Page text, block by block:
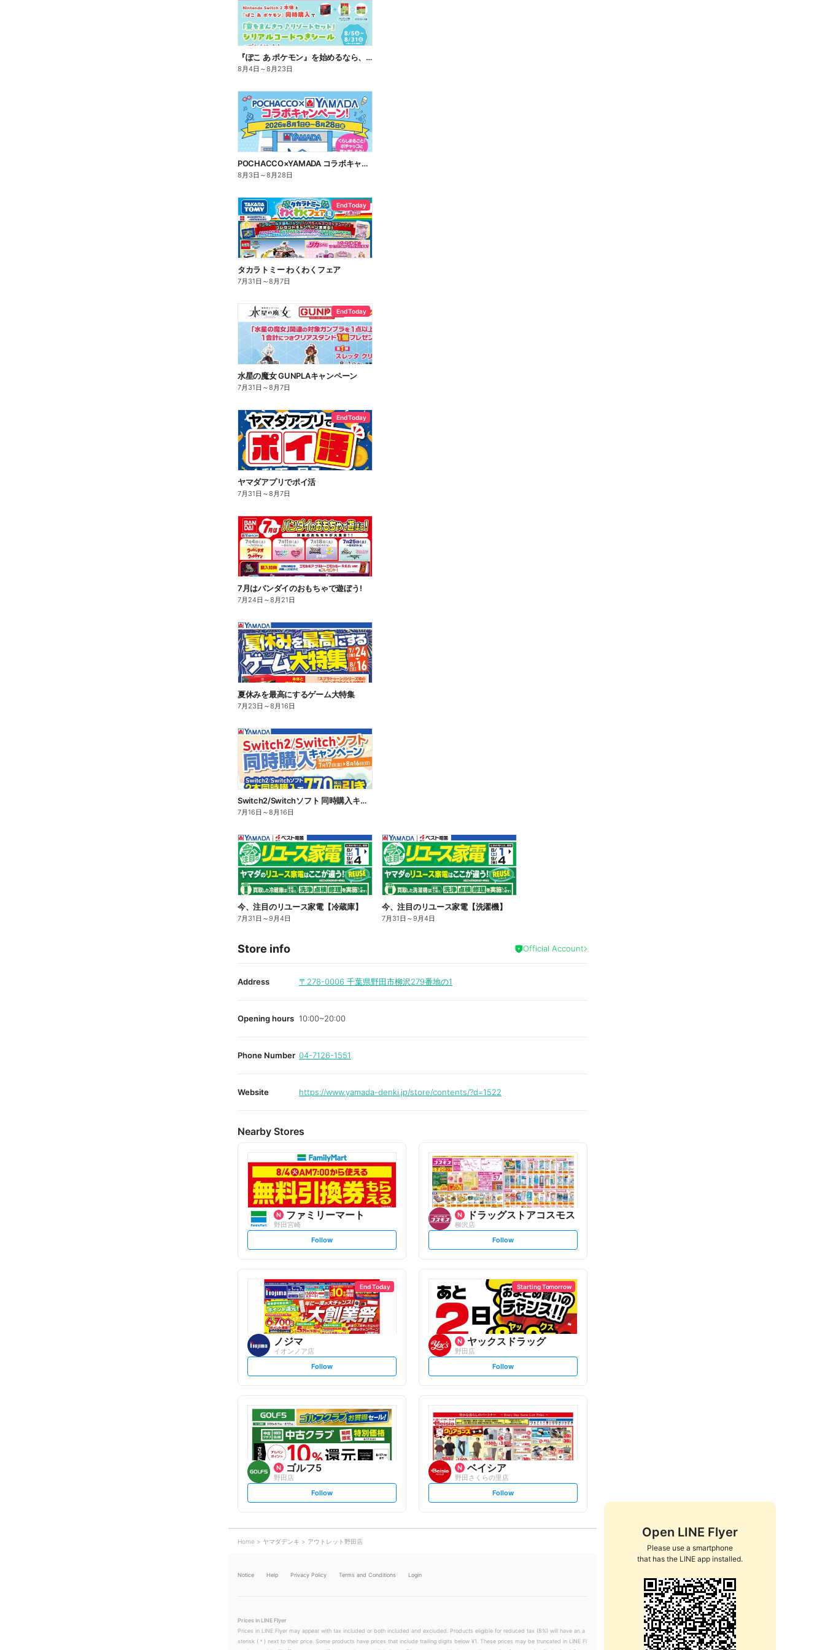
『ぽこ あ ポケモン』を始めるなら、いま。
8月4日 ～8月23日
POCHACCO×YAMADA コラボキャンペーン!
8月3日 ～8月28日
End Today
タカラトミー わくわくフェア
7月31日 ～8月7日
End Today
水星の魔女 GUNPLAキャンペーン
7月31日 ～8月7日
End Today
ヤマダアプリでポイ活
7月31日 ～8月7日
7月はバンダイのおもちゃで遊ぼう!
7月24日 ～8月21日
夏休みを最高にするゲーム大特集
7月23日 ～8月16日
Switch2/Switchソフト 同時購入キャンペーン
7月16日 ～8月16日
今、注目のリユース家電【冷蔵庫】
7月31日 ～9月4日
今、注目のリユース家電【洗濯機】
7月31日 ～9月4日
Store info Official Account
Address 〒278-0006 千葉県野田市柳沢279番地の1
Opening hours 10:00~20:00
Phone Number 04-7126-1551
Website https://www.yamada-denki.jp/store/contents/?d=1522
Nearby Stores
ファミリーマート
野田宮崎
s
t
l
o
w
Follow
ドラッグストアコスモス
柳沢店
s
t
l
o
w
Follow
End Today
ノジマ
イオンノア店
s
t
o
w
Follow
Starting Tomorrow
ヤックスドラッグ
野田店
s
t
o
w
Follow
ゴルフ5
野田店
s
t
o
w
Follow
ベイシア
野田さくらの里店
s
t
Follow
Open LINE Flyer
Please use a smartphone
that has the LINE app installed.
Home ヤマダデンキ アウトレット野田店
Notice Help Privacy Policy Terms and Conditions Login
Prices in LINE Flyer
Prices in LINE Flyer may appear with tax included or both included and excluded. Products eligible for reduced tax (8%) will have an a
sterisk (＊) next to their price. Some products have prices that include trailing digits below ¥1. These prices may be truncated in LINE Fl